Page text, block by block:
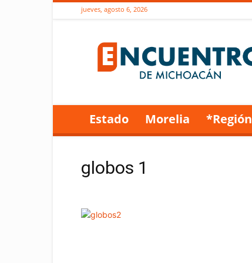
jueves, agosto 6, 2026
de
Michoacán
Estado Morelia *Región
globos 1